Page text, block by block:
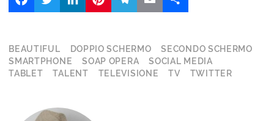
BEAUTIFUL DOPPIO SCHERMO
SECONDO SCHERMO
SMARTPHONE
SOAP OPERA
SOCIAL MEDIA
TABLET
TALENT TELEVISIONE TV TWITTER